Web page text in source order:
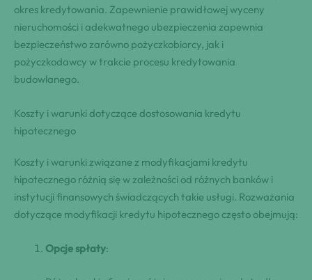
okres kredytowania. Zapewnienie prawidłowej wyceny
nieruchomości i adekwatnego ubezpieczenia zapewnia
bezpieczeństwo zarówno pożyczkobiorcy, jak i
pożyczkodawcy w trakcie procesu kredytowania
budowlanego.
Koszty i warunki dotyczące dostosowania kredytu
hipotecznego
Koszty i warunki związane z modyfikacjami kredytu
hipotecznego różnią się w zależności od różnych banków i
instytucji finansowych świadczących takie usługi. Rozważania
dotyczące modyfikacji kredytu hipotecznego często obejmują:
Opcje spłaty: